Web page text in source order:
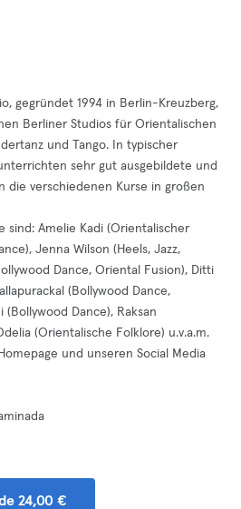
gegründet 1994 in Berlin-Kreuzberg,
Berliner Studios für Orientalischen
und Tango. In typischer
sehr gut ausgebildete und
die verschiedenen Kurse in großen
sind: Amelie Kadi (Orientalischer
Jenna Wilson (Heels, Jazz,
Dance, Oriental Fusion), Ditti
(Bollywood Dance,
(Bollywood Dance), Raksan
(Orientalische Folklore) u.v.a.m.
und unseren Social Media
24,00 €